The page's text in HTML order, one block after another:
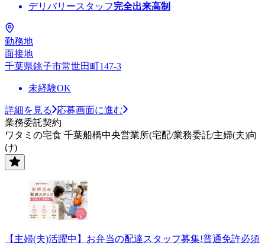
デリバリースタッフ完全出来高制
勤務地
面接地
千葉県銚子市常世田町147-3
未経験OK
詳細を見る
応募画面に進む
業務委託契約
ワタミの宅食 千葉船橋中央営業所(宅配/業務委託/主婦(夫)向
け)
【主婦(夫)活躍中】お弁当の配達スタッフ募集!普通免許必須